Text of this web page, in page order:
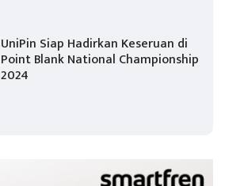
UniPin Siap Hadirkan Keseruan di
Point Blank National Championship
2024